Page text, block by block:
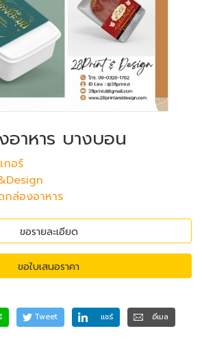
อาหาร บางบอน
กอร์
กล่องอาหาร
ขอรายละเอียด
ขอใบเสนอราคา
Tweet แชร์
อีเมล